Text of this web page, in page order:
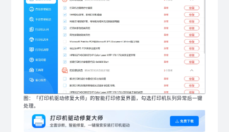
图：「打印机驱动修复大师」的智能打印修复界面，勾选打印机队列异常后一键
处理。